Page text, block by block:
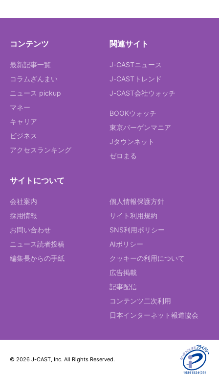
コンテンツ
最新記事一覧
コラムざんまい
ニュース pickup
マネー
キャリア
ビジネス
アクセスランキング
関連サイト
J-CASTニュース
J-CASTトレンド
J-CAST会社ウォッチ
BOOKウォッチ
東京バーゲンマニア
Jタウンネット
ゼロまる
サイトについて
会社案内
採用情報
お問い合わせ
ニュース読者投稿
編集長からの手紙
個人情報保護方針
サイト利用規約
SNS利用ポリシー
AIポリシー
クッキーの利用について
広告掲載
記事配信
コンテンツ二次利用
日本インターネット報道協会
© 2026 J-CAST, Inc. All Rights Reserved.